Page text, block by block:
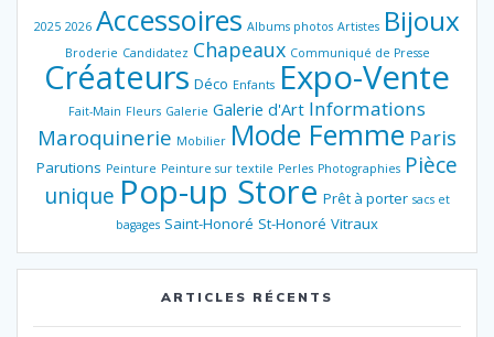
2025 2026 Accessoires Albums photos Artistes Bijoux
Broderie Candidatez Chapeaux Communiqué de Presse
Créateurs Déco Enfants Expo-Vente
Fait-Main Fleurs Galerie Galerie d'Art Informations
Maroquinerie Mobilier Mode Femme Paris
Parutions Peinture Peinture sur textile Perles Photographies Pièce
unique Pop-up Store Prêt à porter sacs et
bagages Saint-Honoré St-Honoré Vitraux
ARTICLES RÉCENTS